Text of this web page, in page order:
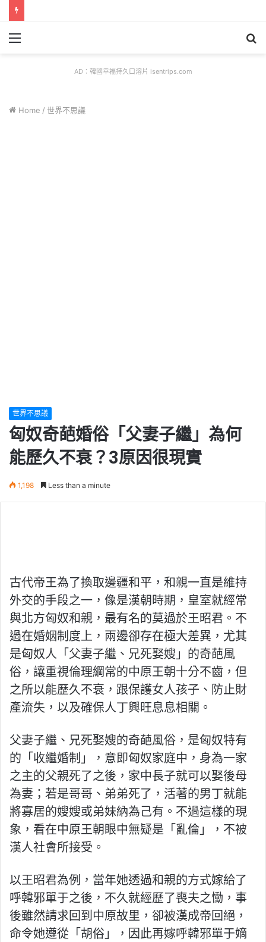
AD：韓國幸福持久口溶片 isentrips.com
Home / 世界不思議
世界不思議
匈奴奇葩婚俗「父妻子繼」為何
能歷久不衰？3原因很現實
1,198 Less than a minute
古代帝王為了換取邊疆和平，和親一直是維持
外交的手段之一，像是漢朝時期，皇室就經常
與北方匈奴和親，最有名的莫過於王昭君。不
過在婚姻制度上，兩邊卻存在極大差異，尤其
是匈奴人「父妻子繼、兄死娶嫂」的奇葩風
俗，讓重視倫理綱常的中原王朝十分不齒，但
之所以能歷久不衰，跟保護女人孩子、防止財
產流失，以及確保人丁興旺息息相關。
父妻子繼、兄死娶嫂的奇葩風俗，是匈奴特有
的「收繼婚制」，意即匈奴家庭中，身為一家
之主的父親死了之後，家中長子就可以娶後母
為妻；若是哥哥、弟弟死了，活著的男丁就能
將寡居的嫂嫂或弟妹納為己有。不過這樣的現
象，看在中原王朝眼中無疑是「亂倫」，不被
漢人社會所接受。
以王昭君為例，當年她透過和親的方式嫁給了
呼韓邪單于之後，不久就經歷了喪夫之慟，事
後雖然請求回到中原故里，卻被漢成帝回絕，
命令她遵從「胡俗」，因此再嫁呼韓邪單于嫡